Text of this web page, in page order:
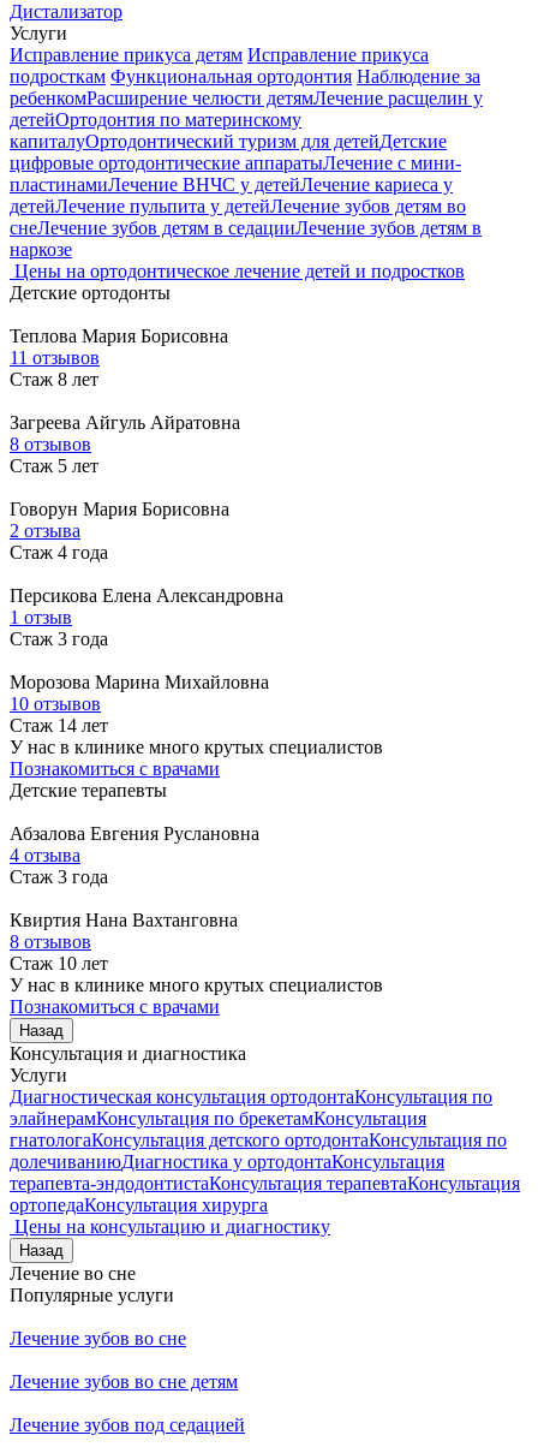
Дистализатор
Услуги
Исправление прикуса детям Исправление прикуса
подросткам Функциональная ортодонтия Наблюдение за
ребенкомРасширение челюсти детямЛечение расщелин у
детейОртодонтия по материнскому
капиталуОртодонтический туризм для детейДетские
цифровые ортодонтические аппаратыЛечение с мини-
пластинамиЛечение ВНЧС у детейЛечение кариеса у
детейЛечение пульпита у детейЛечение зубов детям во
снеЛечение зубов детям в седацииЛечение зубов детям в
наркозе
Цены на ортодонтическое лечение детей и подростков
Детские ортодонты
Теплова Мария Борисовна
11 отзывов
Стаж 8 лет
Загреева Айгуль Айратовна
8 отзывов
Стаж 5 лет
Говорун Мария Борисовна
2 отзыва
Стаж 4 года
Персикова Елена Александровна
1 отзыв
Стаж 3 года
Морозова Марина Михайловна
10 отзывов
Стаж 14 лет
У нас в клинике много крутых специалистов
Познакомиться с врачами
Детские терапевты
Абзалова Евгения Руслановна
4 отзыва
Стаж 3 года
Квиртия Нана Вахтанговна
8 отзывов
Стаж 10 лет
У нас в клинике много крутых специалистов
Познакомиться с врачами
Назад
Консультация и диагностика
Услуги
Диагностическая консультация ортодонтаКонсультация по
элайнерамКонсультация по брекетамКонсультация
гнатологаКонсультация детского ортодонтаКонсультация по
долечиваниюДиагностика у ортодонтаКонсультация
терапевта-эндодонтистаКонсультация терапевтаКонсультация
ортопедаКонсультация хирурга
Цены на консультацию и диагностику
Назад
Лечение во сне
Популярные услуги
Лечение зубов во сне
Лечение зубов во сне детям
Лечение зубов под седацией